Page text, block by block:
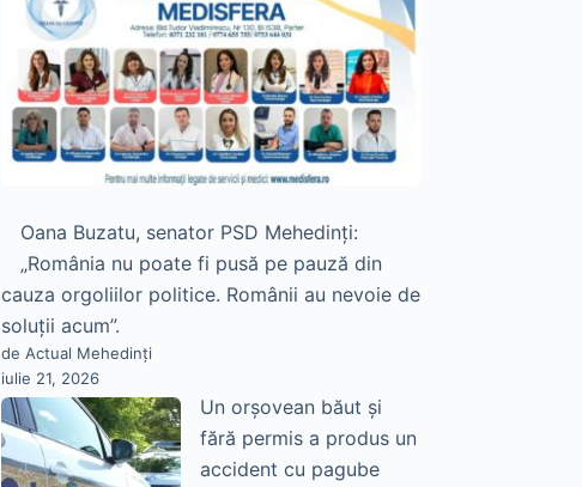
Oana Buzatu, senator PSD Mehedinți:
„România nu poate fi pusă pe pauză din
cauza orgoliilor politice. Românii au nevoie de
soluții acum”.
de Actual Mehedinți
iulie 21, 2026
Un orșovean băut și
fără permis a produs un
accident cu pagube